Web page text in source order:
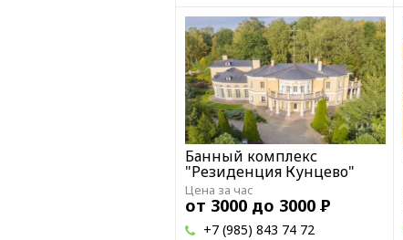
Банный комплекс
"Резиденция Кунцево"
Цена за час
от 3000 до 3000 Р
+7 (985) 843 74 72